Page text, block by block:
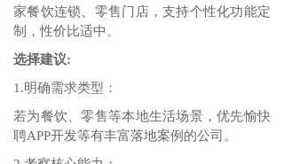
家餐饮连锁、零售门店，支持个性化功能定
制，性价比适中。
选择建议:
1.明确需求类型：
若为餐饮、零售等本地生活场景，优先愉快
聘APP开发等有丰富落地案例的公司。